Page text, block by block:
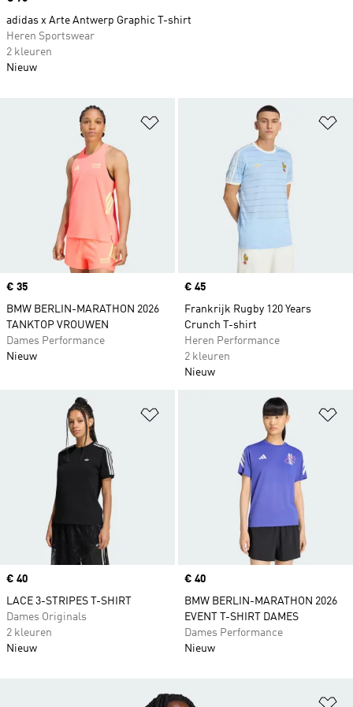
Op verlanglijst zetten
Price
€ 35
BMW BERLIN-MARATHON 2026
TANKTOP VROUWEN
Dames Performance
Nieuw
Price
€ 45
Frankrijk Rugby 120 Years
Crunch T-shirt
Heren Performance
2 kleuren
Nieuw
Op verlanglijst zetten
Price
€ 40
LACE 3-STRIPES T-SHIRT
Dames Originals
2 kleuren
Nieuw
Price
€ 40
BMW BERLIN-MARATHON 2026
EVENT T-SHIRT DAMES
Dames Performance
Nieuw
adidas x Arte Antwerp Graphic T-shirt
Heren Sportswear
2 kleuren
Nieuw